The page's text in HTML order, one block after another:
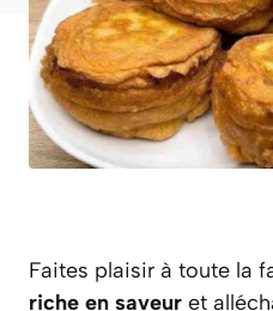
Faites plaisir à toute la
riche en saveur et